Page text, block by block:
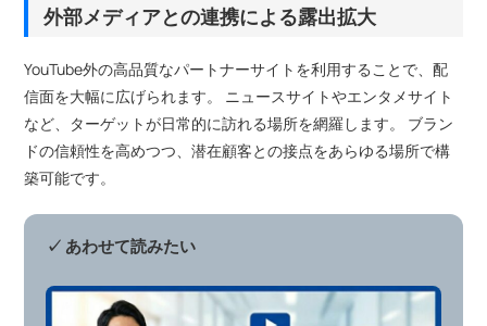
外部メディアとの連携による露出拡大
YouTube外の高品質なパートナーサイトを利用することで、配
信面を大幅に広げられます。 ニュースサイトやエンタメサイト
など、ターゲットが日常的に訪れる場所を網羅します。 ブラン
ドの信頼性を高めつつ、潜在顧客との接点をあらゆる場所で構
築可能です。
✓ あわせて読みたい